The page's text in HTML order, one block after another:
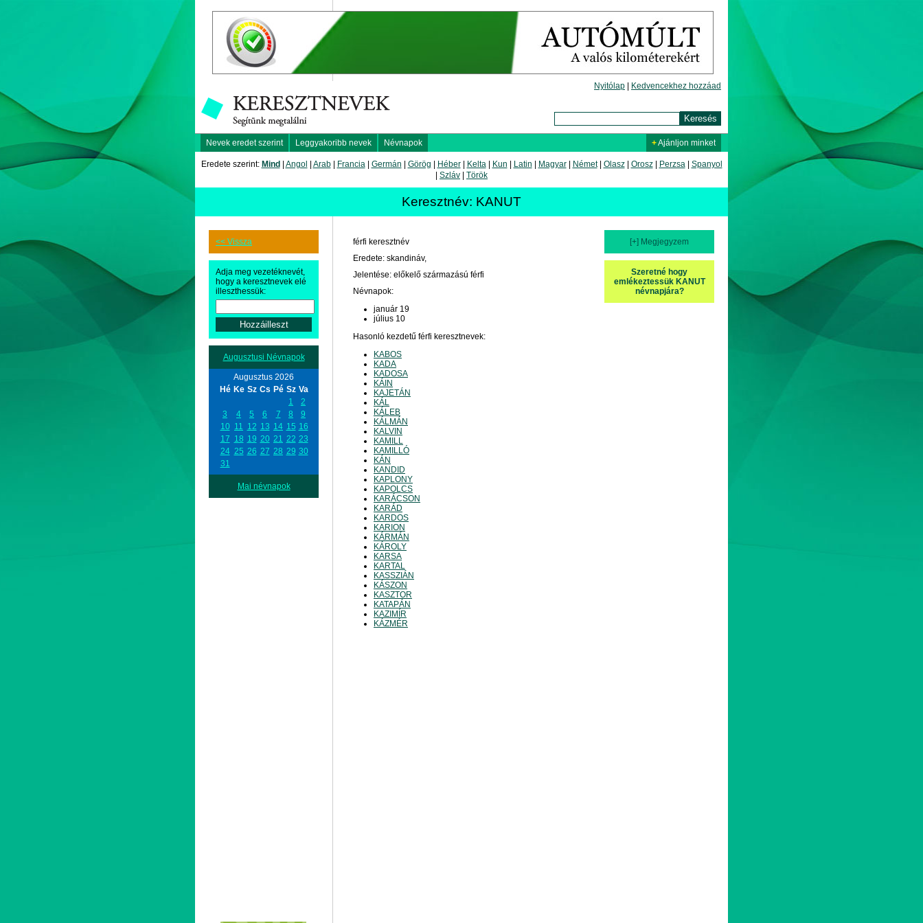
Nyitólap Kedvencekhez hozzáad
Nevek eredet szerint Leggyakoribb nevek Névnapok +Ajánljon minket
Eredete szerint: Mind Angol Arab| Francia| Germán Görög Héber| Kelta| Kun Latin Magyar| Német| Olasz| Orosz| Perzsa| Spanyol
Szláv Török
Keresztnév: KANUT
<< Vissza
Adja meg vezetéknevét,
hogy a keresztnevek elé
illeszthessük:
Augusztusi Névnapok
Augusztus 2026
Hé Ke Sz Cs Pé Sz Va
1
2
3
4 5 6 7 8
9
10 11 12 13 14 15 16
17 18 19 20 21 22 23
24 25 26 27 28 29 30
31
Mai névnapok
[+] Megjegyzem
Szeretné hogy
emlékeztessük KANUT
névnapjára?
férfi keresztnév
Eredete: skandináv,
Jelentése: előkelő származású férfi
Névnapok:
január 19
július 10
Hasonló kezdetű férfi keresztnevek:
KABOS
KADA
KADOSA
KÁIN
KAJETÁN
KÁL
KÁLEB
KÁLMÁN
KALVIN
KAMILL
KAMILLÓ
KÁN
KANDID
KAPLONY
KAPOLCS
KARÁCSON
KARÁD
KARDOS
KARION
KÁRMÁN
KÁROLY
KARSA
KARTAL
KASSZIÁN
KÁSZON
KASZTOR
KATAPÁN
KAZIMÍR
KÁZMÉR